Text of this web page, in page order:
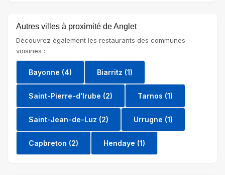
Autres villes à proximité de Anglet
Découvrez également les restaurants des communes
voisines :
Bayonne (4) Biarritz (1)
Saint-Pierre-d'Irube (2) Tarnos (1)
Saint-Jean-de-Luz (2) Urrugne (1)
Capbreton (2) Hendaye (1)